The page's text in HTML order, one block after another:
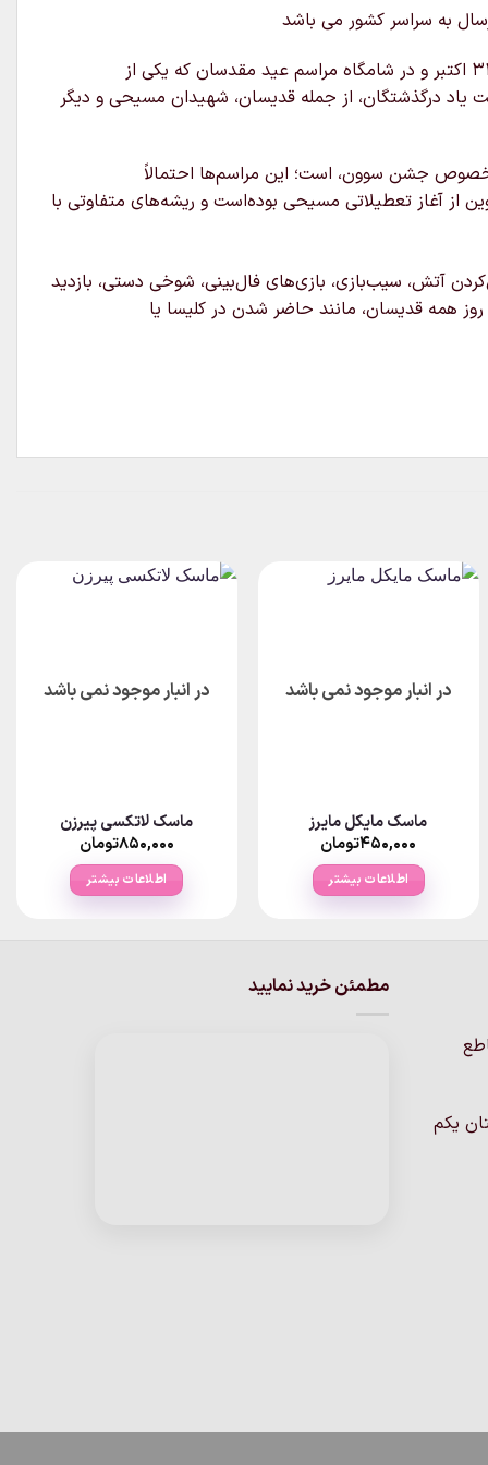
(Hallows’ Evening) به معنای عصر قدیسان است، جشنی است که در ۳۱ اکتبر و در شامگاه مراسم عید مقدسان که یکی از
یاد درگذشتگان، از جمله قدیسان، شهیدان مسیحی و دیگر
خصوص جشن سوون، است؛ این مراسم‌ها احتمالاً
از آغاز تعطیلاتی مسیحی بوده‌است و ریشه‌های متفاوتی با
آتش، سیب‌بازی، بازی‌های فال‌بینی، شوخی دستی، بازدید
همه قدیسان، مانند حاضر شدن در کلیسا یا
در انبار موجود نمی باشد
ماسک مایکل مایرز
۴۵۰,۰۰۰تومان
اطلاعات بیشتر
در انبار موجود نمی باشد
ماسک لاتکسی پیرزن
۸۵۰,۰۰۰تومان
اطلاعات بیشتر
یکم
مطمئن خرید نمایید